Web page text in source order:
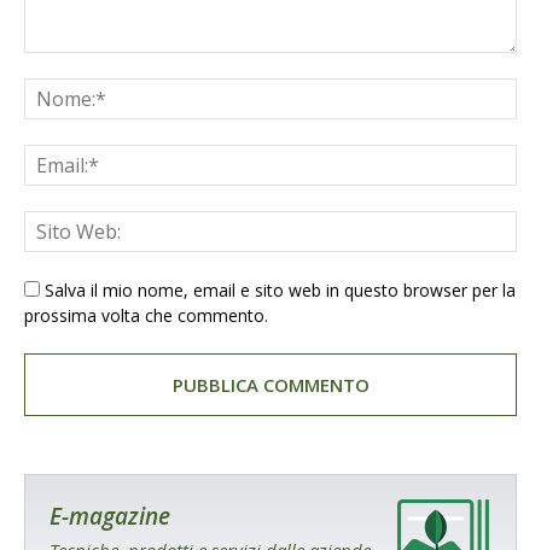
Salva il mio nome, email e sito web in questo browser per la
prossima volta che commento.
E-magazine